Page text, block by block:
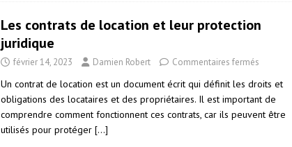
Les contrats de location et leur protection
juridique
février 14, 2023 Damien Robert Commentaires fermés
Un contrat de location est un document écrit qui définit les droits et
obligations des locataires et des propriétaires. Il est important de
comprendre comment fonctionnent ces contrats, car ils peuvent être
utilisés pour protéger […]